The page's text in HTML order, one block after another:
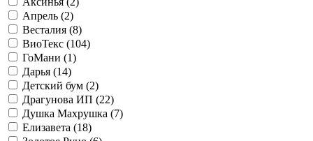
Апрель (2)
Весталия (8)
ВиоТекс (104)
ГоМани (1)
Дарья (14)
Детский бум (2)
Драгунова ИП (22)
Душка Махрушка (7)
Елизавета (18)